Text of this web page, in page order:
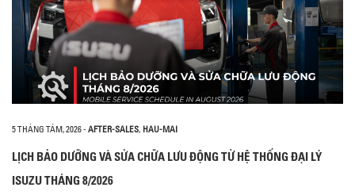
5 THÁNG TÁM, 2026- AFTER-SALES, HAU-MAI
LỊCH BẢO DƯỠNG VÀ SỬA CHỮA LƯU ĐỘNG TỪ HỆ THỐNG ĐẠI LÝ
ISUZU THÁNG 8/2026